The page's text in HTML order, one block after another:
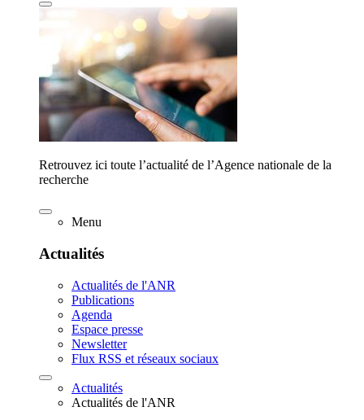
Retrouvez ici toute l’actualité de l’Agence nationale de la
recherche
Menu
Actualités
Actualités de l'ANR
Publications
Agenda
Espace presse
Newsletter
Flux RSS et réseaux sociaux
Actualités
Actualités de l'ANR